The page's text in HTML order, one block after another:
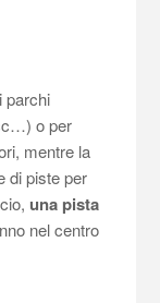
parchi
o per
mentre la
di piste per
una pista
nel centro